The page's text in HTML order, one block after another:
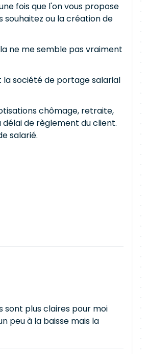
fois que l'on vous propose
souhaitez ou la création de
ne me semble pas vraiment
la société de portage salarial
chômage, retraite,
de règlement du client.
salarié.
sont plus claires pour moi
peu à la baisse mais la